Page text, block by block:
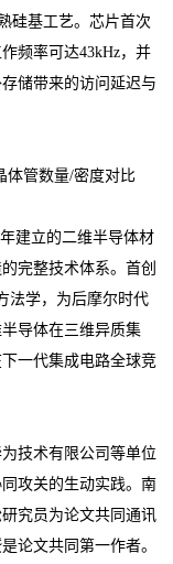
硅基工艺。芯片首次
频率可达43kHz，并
储带来的访问延迟与
管数量/密度对比
建立的二维半导体材
完整技术体系。首创
法学，为后摩尔时代
导体在三维异质集
一代集成电路全球竞
技术有限公司等单位
攻关的生动实践。南
究员为论文共同通讯
论文共同第一作者。